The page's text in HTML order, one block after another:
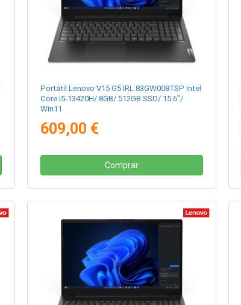
Portátil Lenovo V15 G5 IRL 83GW008TSP Intel
Core i5-13420H/ 8GB/ 512GB SSD/ 15.6"/
Win11
609,00 €
Comprar